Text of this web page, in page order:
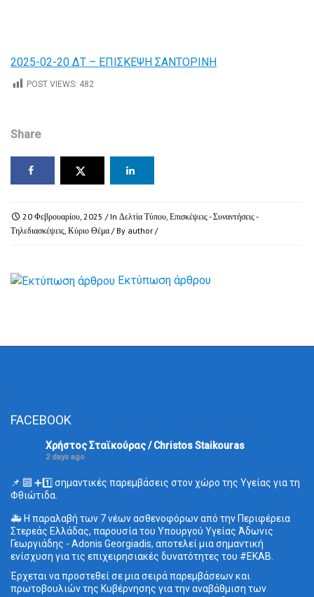
2025-02-20 ΔΤ – ΕΠΙΣΚΕΨΗ ΣΑΝΤΟΡΙΝΗ
POST VIEWS: 482
Share
20 Φεβρουαρίου, 2025 / In Δελτία Τύπου, Επισκέψεις - Συναντήσεις -
Τηλεδιασκέψεις, Κύριο Θέμα / By author /
Εκτύπωση άρθρου
FACEBOOK
Χρήστος Σταϊκούρας / Christos Staikouras
2 days ago
📌 🔟 ➕1️⃣ σημαντικές παρεμβάσεις στον χώρο της Υγείας για τη
Φθιώτιδα.
🚑 Η παραλαβή των 7 νέων ασθενοφόρων από την Περιφέρεια
Στερεάς Ελλάδας, παρουσία του Υπουργού Υγείας Άδωνις
Γεωργιάδης - Adonis Georgiadis, αποτελεί μια σημαντική
ενίσχυση για τις επιχειρησιακές δυνατότητες του #ΕΚΑΒ.
Έρχεται να προστεθεί σε μια σειρά παρεμβάσεων και
πρωτοβουλιών της Κυβέρνησης για την αναβάθμιση των